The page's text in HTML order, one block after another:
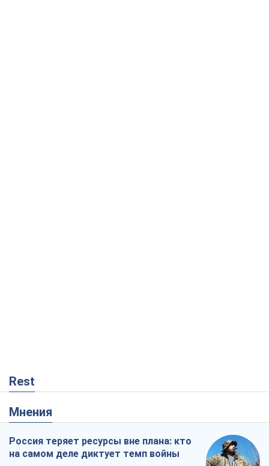
Rest
Мнения
Россия теряет ресурсы вне плана: кто
на самом деле диктует темп войны